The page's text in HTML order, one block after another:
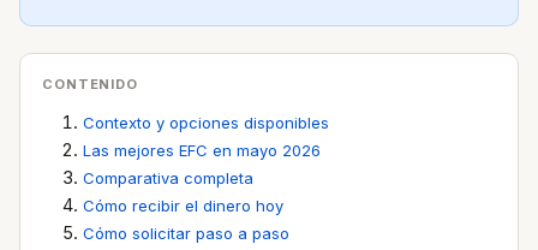
CONTENIDO
Contexto y opciones disponibles
Las mejores EFC en mayo 2026
Comparativa completa
Cómo recibir el dinero hoy
Cómo solicitar paso a paso